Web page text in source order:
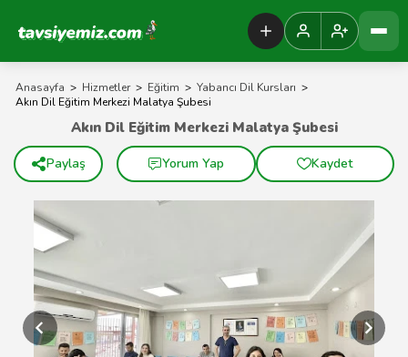
Tavsiyemiz Anasayfa
Anasayfa > Hizmetler > Eğitim > Yabancı Dil Kursları >
Akın Dil Eğitim Merkezi Malatya Şubesi
Akın Dil Eğitim Merkezi Malatya Şubesi
Paylaş Yorum Yap Kaydet